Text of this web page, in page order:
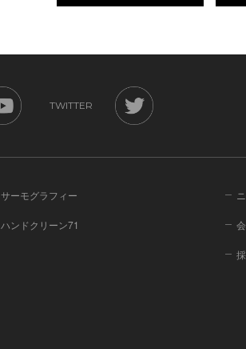
TWITTER
サーモグラフィー
ハンドクリーン71